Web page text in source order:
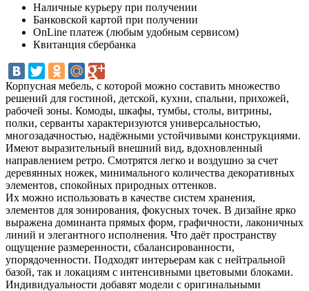
Наличные курьеру при получении
Банковской картой при получении
OnLine платеж (любым удобным сервисом)
Квитанция сбербанка
Корпусная мебель, с которой можно составить множество
решений для гостиной, детской, кухни, спальни, прихожей,
рабочей зоны. Комоды, шкафы, тумбы, столы, витрины,
полки, серванты характеризуются универсальностью,
многозадачностью, надёжными устойчивыми конструкциями.
Имеют выразительный внешний вид, вдохновленный
направлением ретро. Смотрятся легко и воздушно за счет
деревянных ножек, минимального количества декоративных
элементов, спокойных природных оттенков.
Их можно использовать в качестве систем хранения,
элементов для зонирования, фокусных точек. В дизайне ярко
выражена доминанта прямых форм, графичности, лаконичных
линий и элегантного исполнения. Что даёт пространству
ощущение размеренности, сбалансированности,
упорядоченности. Подходят интерьерам как с нейтральной
базой, так и локациям с интенсивными цветовыми блоками.
Индивидуальности добавят модели с оригинальными